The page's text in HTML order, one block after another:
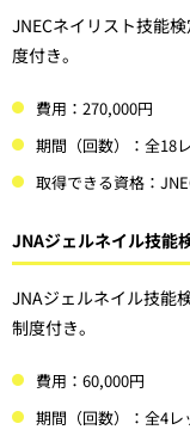
JNECネイリスト技能
度付き。
費用：270,000円
期間（回数）：全18
取得できる資格：
JNAジェルネイル技能
JNAジェルネイル技能
制度付き。
費用：60,000円
期間（回数）：全4レ